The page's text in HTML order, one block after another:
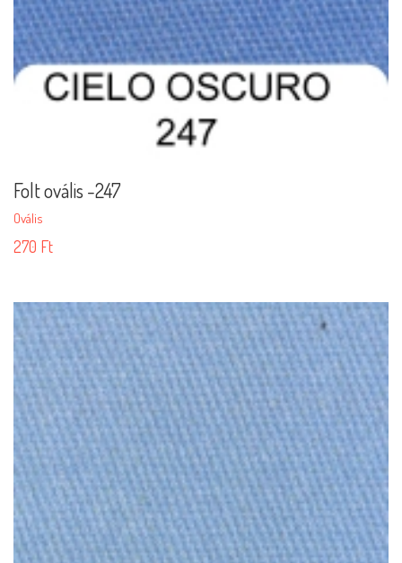
Folt ovális -247
Ovális
270 Ft